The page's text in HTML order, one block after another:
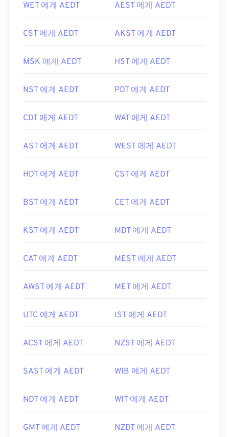
WET 에게 AEDT AEST 에게 AEDT
CST 에게 AEDT AKST 에게 AEDT
MSK 에게 AEDT HST 에게 AEDT
NST 에게 AEDT PDT 에게 AEDT
CDT 에게 AEDT WAT 에게 AEDT
AST 에게 AEDT WEST 에게 AEDT
HDT 에게 AEDT CST 에게 AEDT
BST 에게 AEDT CET 에게 AEDT
KST 에게 AEDT MDT 에게 AEDT
CAT 에게 AEDT MEST 에게 AEDT
AWST 에게 AEDT MET 에게 AEDT
UTC 에게 AEDT IST 에게 AEDT
ACST 에게 AEDT NZST 에게 AEDT
SAST 에게 AEDT WIB 에게 AEDT
NDT 에게 AEDT WIT 에게 AEDT
GMT 에게 AEDT NZDT 에게 AEDT